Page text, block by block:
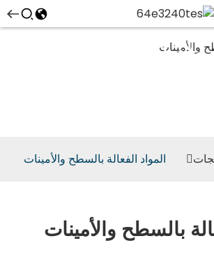
الفعالة
المواد الفعالة بالسطح والأمينات
بالسطح والأمينات